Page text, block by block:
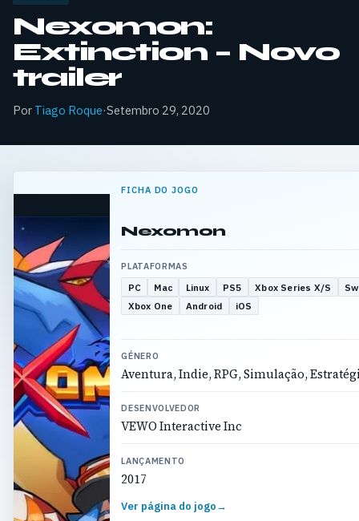
Nexomon:
Extinction – Novo
trailer
Por Tiago Roque·Setembro 29, 2020
FICHA DO JOGO
Nexomon
PLATAFORMAS
PC Mac Linux PS5 Xbox Series X/S
Xbox One
Android iOS
GÉNERO
Aventura, Indie, RPG, Simulação,
DESENVOLVEDOR
VEWO Interactive Inc
LANÇAMENTO
2017
Ver página do jogo→